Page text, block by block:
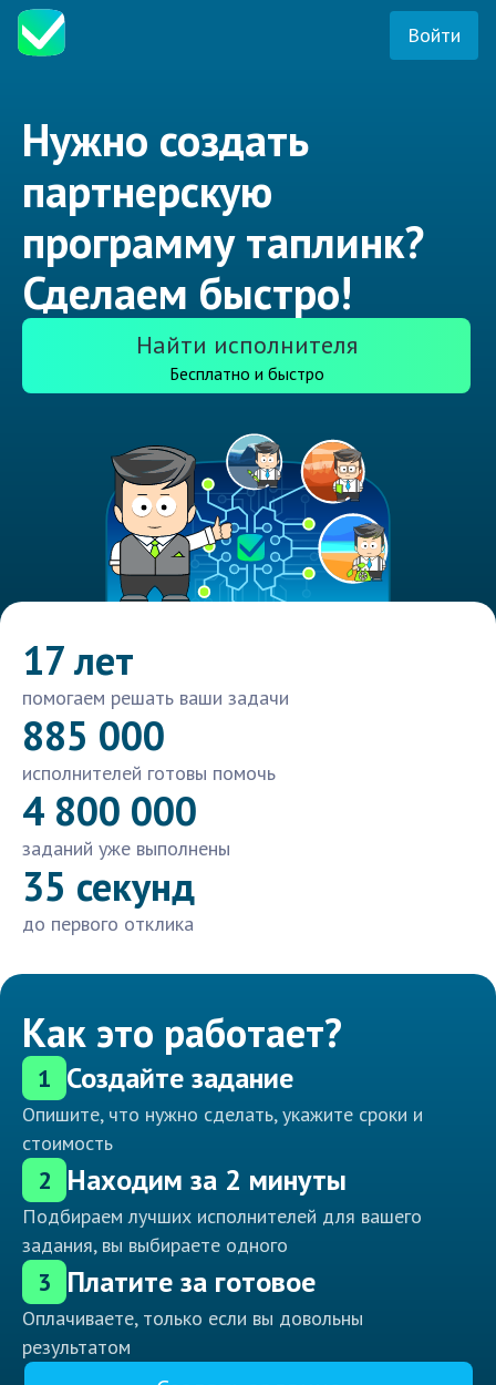
Войти
Нужно создать
партнерскую
программу таплинк?
Сделаем быстро!
Найти исполнителя
Бесплатно и быстро
17 лет
помогаем решать ваши задачи
885 000
исполнителей готовы помочь
4 800 000
заданий уже выполнены
35 секунд
до первого отклика
Как это работает?
1 Создайте задание
Опишите, что нужно сделать, укажите сроки и
стоимость
2 Находим за 2 минуты
Подбираем лучших исполнителей для вашего
задания, вы выбираете одного
3 Платите за готовое
Оплачиваете, только если вы довольны
результатом